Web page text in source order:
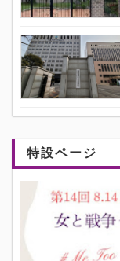
特設ページ